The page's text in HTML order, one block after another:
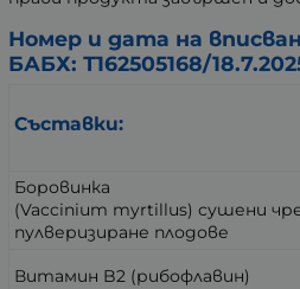
Номер и дата на
БАБХ: Т162505168/
Съставки:
Боровинка
(Vaccinium myrtillus) сушени
пулверизиране плодове
Витамин B2 (рибофлавин)